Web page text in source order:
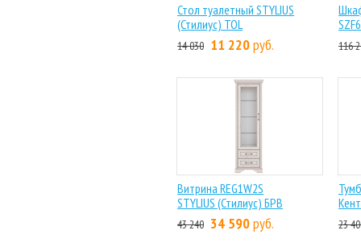
Стол туалетный STYLIUS
(Стилиус) TOL
14 030 11 220руб. 116
Витрина REG1W2S
STYLIUS (Стилиус) БРВ
43 240 34 590руб. 23